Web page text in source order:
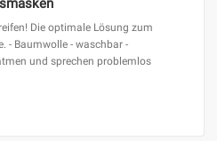
Die optimale Lösung zum
- Baumwolle - waschbar -
und sprechen problemlos